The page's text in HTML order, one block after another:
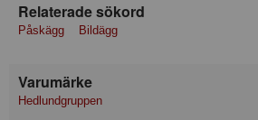
Relaterade sökord
Påskägg Bildägg
Varumärke
Hedlundgruppen